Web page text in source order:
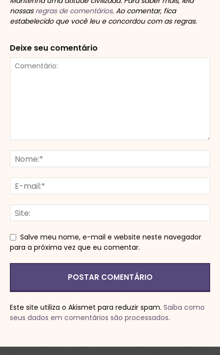
nossas regras de comentários. Ao comentar, fica
estabelecido que você leu e concordou com as regras.
Deixe seu comentário
Salve meu nome, e-mail e website neste navegador
para a próxima vez que eu comentar.
Este site utiliza o Akismet para reduzir spam. Saiba como
seus dados em comentários são processados.